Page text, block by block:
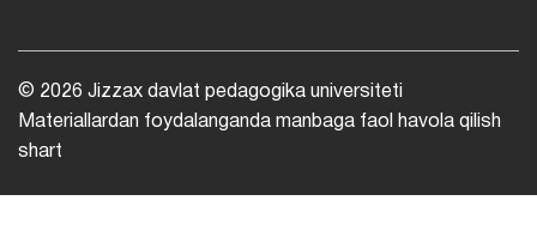
© 2026 Jizzax davlat pedagogika universiteti
Materiallardan foydalanganda manbaga faol havola qilish
shart